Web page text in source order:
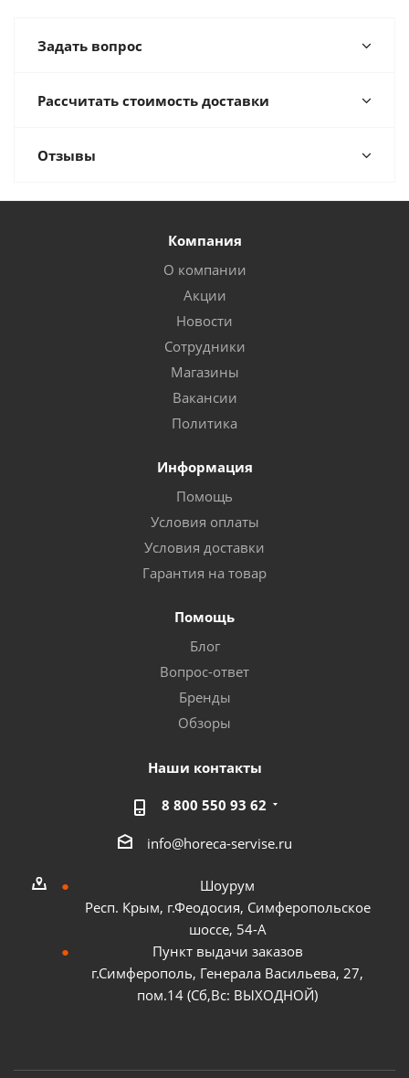
Задать вопрос
Рассчитать стоимость доставки
Отзывы
Компания
О компании
Акции
Новости
Сотрудники
Магазины
Вакансии
Политика
Информация
Помощь
Условия оплаты
Условия доставки
Гарантия на товар
Помощь
Блог
Вопрос-ответ
Бренды
Обзоры
Наши контакты
8 800 550 93 62
info@horeca-servise.ru
Шоурум
Респ. Крым, г.Феодосия, Симферопольское
шоссе, 54-А
Пункт выдачи заказов
г.Симферополь, Генерала Васильева, 27,
пом.14 (Сб,Вс: ВЫХОДНОЙ)